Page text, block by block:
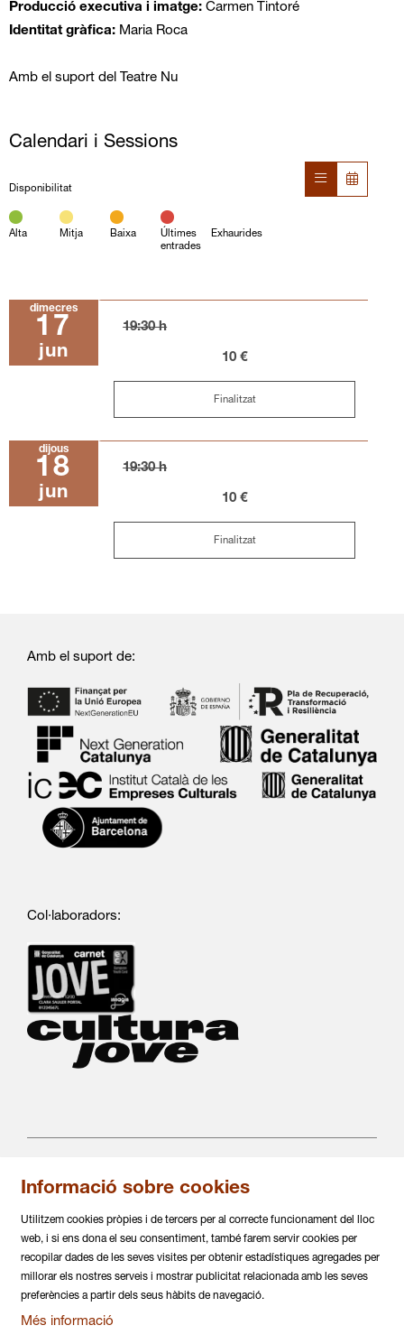
Producció executiva i imatge:Carmen Tintoré
Identitat gràfica:Maria Roca
Amb el suport del Teatre Nu
Calendari i Sessions
Disponibilitat
Alta Mitja Baixa
Últimes
entrades
Exhaurides
dimecres
17
jun
19:30 h
10 €
Finalitzat
dijous
18
jun
19:30 h
10 €
Finalitzat
Amb el suport de:
Col·laboradors:
C/ Salvà 86
936 317 882
info@daualsecartsesceniques.cat
Sitemap | Avís Legal | Política de privacitat
Ús de Cookies
Informació sobre cookies
Utilitzem cookies pròpies i de tercers per al correcte funcionament del lloc
web, i si ens dona el seu consentiment, també farem servir cookies per
recopilar dades de les seves visites per obtenir estadístiques agregades per
millorar els nostres serveis i mostrar publicitat relacionada amb les seves
preferències a partir dels seus hàbits de navegació.
Més informació